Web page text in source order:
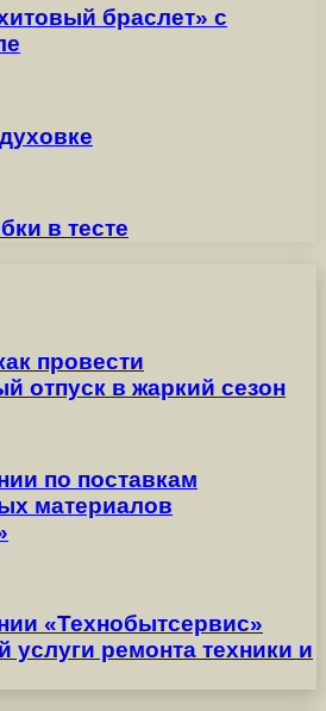
браслет» с
в тесте
провести
отпуск в жаркий сезон
по поставкам
материалов
«Технобытсервис»
ремонта техники и